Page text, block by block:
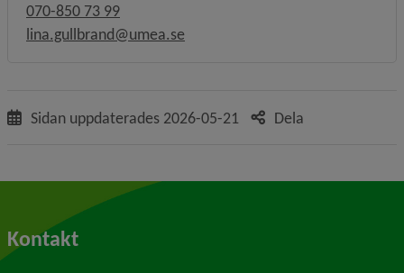
070-850 73 99
lina.gullbrand@umea.se
Sidan uppdaterades 2026-05-21 Dela
Kontakt